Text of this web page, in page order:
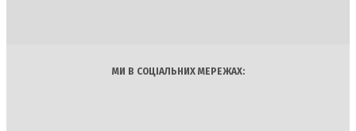
МИ В СОЦІАЛЬНИХ МЕРЕЖАХ: